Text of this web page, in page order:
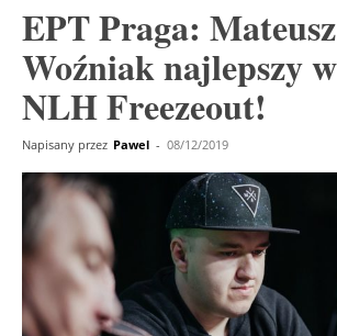
EPT Praga: Mateusz
Woźniak najlepszy
NLH Freezeout!
Napisany przez Pawel - 08/12/2019